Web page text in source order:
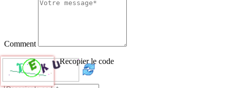
Comment
Recopier le code